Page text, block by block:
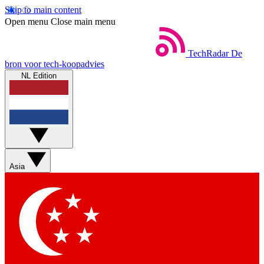
Skip to main content
Open menu Close main menu
TechRadar De
bron voor tech-koopadvies
NL Edition
Asia